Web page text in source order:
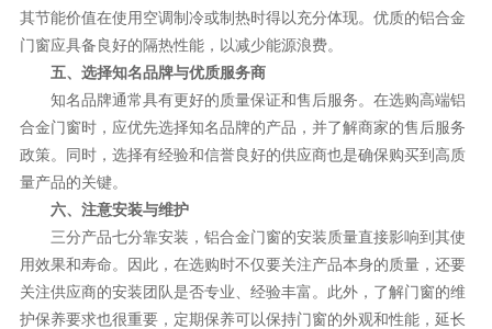
其节能价值在使用空调制冷或制热时得以充分体现。优质的铝合金
门窗应具备良好的隔热性能，以减少能源浪费。
五、选择知名品牌与优质服务商
知名品牌通常具有更好的质量保证和售后服务。在选购高端铝
合金门窗时，应优先选择知名品牌的产品，并了解商家的售后服务
政策。同时，选择有经验和信誉良好的供应商也是确保购买到高质
量产品的关键。
六、注意安装与维护
三分产品七分靠安装，铝合金门窗的安装质量直接影响到其使
用效果和寿命。因此，在选购时不仅要关注产品本身的质量，还要
关注供应商的安装团队是否专业、经验丰富。此外，了解门窗的维
护保养要求也很重要，定期保养可以保持门窗的外观和性能，延长